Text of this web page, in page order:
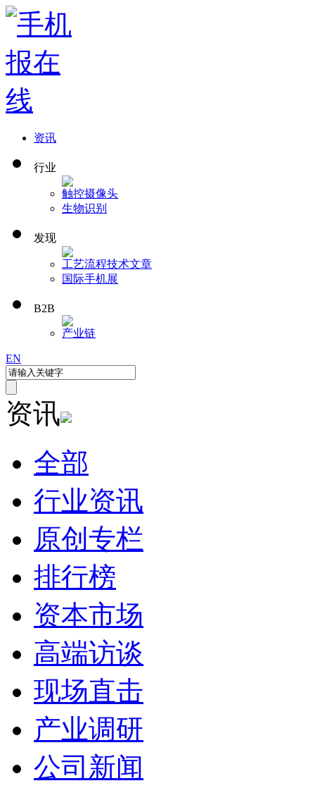
资讯
行业
触控摄像头
生物识别
发现
工艺流程技术文章
国际手机展
B2B
产业链
EN
资讯
全部
行业资讯
原创专栏
排行榜
资本市场
高端访谈
现场直击
产业调研
公司新闻